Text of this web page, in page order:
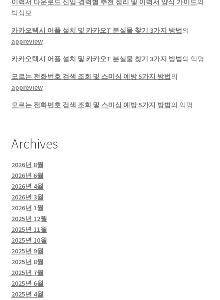
이력서 다운로드 신입·경력별 추천 정리 및 이력서 양식 가이드의
박상보
카카오택시 어플 설치 및 카카오T 분실물 찾기 3가지 방법의
appreview
카카오택시 어플 설치 및 카카오T 분실물 찾기 3가지 방법의 익명
모르는 전화번호 검색 조회 및 스미싱 예방 5가지 방법의
appreview
모르는 전화번호 검색 조회 및 스미싱 예방 5가지 방법의 익명
Archives
2026년 8월
2026년 6월
2026년 4월
2026년 3월
2026년 1월
2025년 12월
2025년 11월
2025년 10월
2025년 9월
2025년 8월
2025년 7월
2025년 6월
2025년 4월